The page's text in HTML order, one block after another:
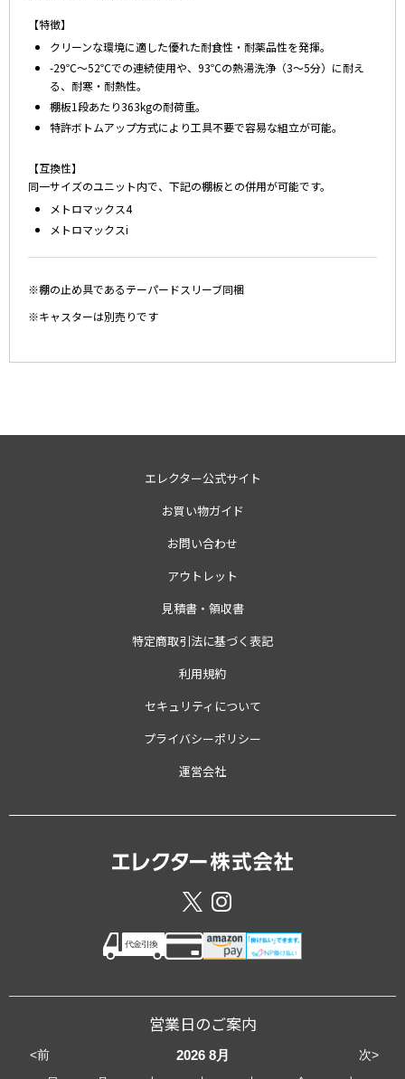
【特徴】
クリーンな環境に適した優れた耐食性・耐薬品性を発揮。
-29℃～52℃での連続使用や、93℃の熱湯洗浄（3～5分）に耐え
る、耐寒・耐熱性。
棚板1段あたり363kgの耐荷重。
特許ボトムアップ方式により工具不要で容易な組立が可能。
【互換性】
同一サイズのユニット内で、下記の棚板との併用が可能です。
メトロマックス4
メトロマックスi
※棚の止め具であるテーパードスリーブ同梱
※キャスターは別売りです
エレクター公式サイト
お買い物ガイド
お問い合わせ
アウトレット
見積書・領収書
特定商取引法に基づく表記
利用規約
セキュリティについて
プライバシーポリシー
運営会社
営業日のご案内
<前 次>
2026 8月